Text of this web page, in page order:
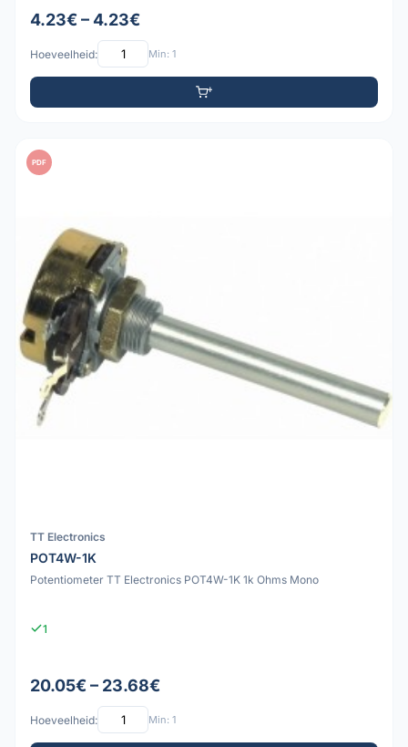
4.23€ – 4.23€
Hoeveelheid: Min: 1
PDF
TT Electronics
POT4W-1K
Potentiometer TT Electronics POT4W-1K 1k Ohms Mono
1
20.05€ – 23.68€
Hoeveelheid: Min: 1